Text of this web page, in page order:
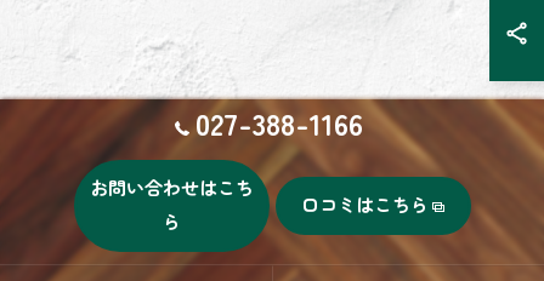
027-388-1166
お問い合わせはこち
ら
口コミはこちら